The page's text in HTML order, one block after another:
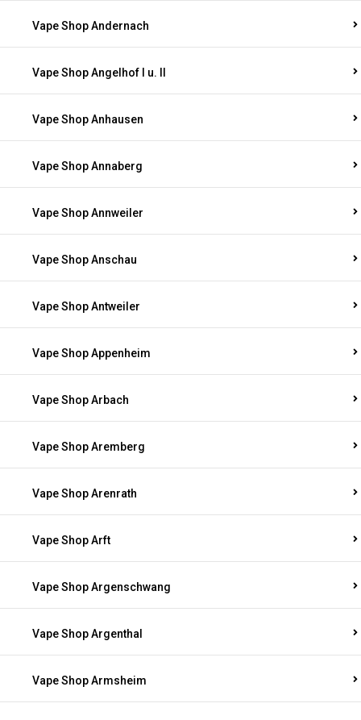
Vape Shop Andernach
Vape Shop Angelhof I u. II
Vape Shop Anhausen
Vape Shop Annaberg
Vape Shop Annweiler
Vape Shop Anschau
Vape Shop Antweiler
Vape Shop Appenheim
Vape Shop Arbach
Vape Shop Aremberg
Vape Shop Arenrath
Vape Shop Arft
Vape Shop Argenschwang
Vape Shop Argenthal
Vape Shop Armsheim